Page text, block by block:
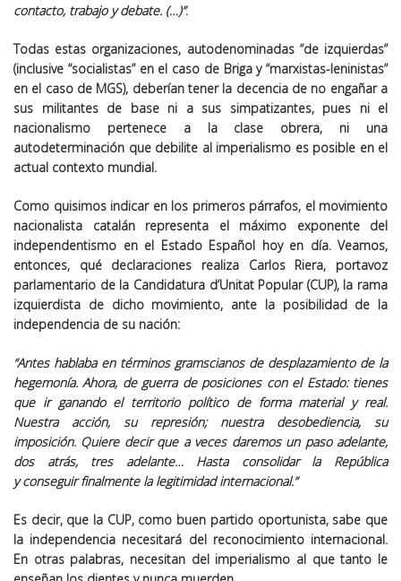
contacto, trabajo y debate. (…)”.
Todas estas organizaciones, autodenominadas “de izquierdas”
(inclusive “socialistas” en el caso de Briga y “marxistas-leninistas”
en el caso de MGS), deberían tener la decencia de no engañar a
sus militantes de base ni a sus simpatizantes, pues ni el
nacionalismo pertenece a la clase obrera, ni una
autodeterminación que debilite al imperialismo es posible en el
actual contexto mundial.
Como quisimos indicar en los primeros párrafos, el movimiento
nacionalista catalán representa el máximo exponente del
independentismo en el Estado Español hoy en día. Veamos,
entonces, qué declaraciones realiza Carlos Riera, portavoz
parlamentario de la Candidatura d’Unitat Popular (CUP), la rama
izquierdista de dicho movimiento, ante la posibilidad de la
independencia de su nación:
“Antes hablaba en términos gramscianos de desplazamiento de la
hegemonía. Ahora, de guerra de posiciones con el Estado: tienes
que ir ganando el territorio político de forma material y real.
Nuestra acción, su represión; nuestra desobediencia, su
imposición. Quiere decir que a veces daremos un paso adelante,
dos atrás, tres adelante… Hasta consolidar la República
yconseguir finalmente la legitimidad internacional.”
Es decir, que la CUP, como buen partido oportunista, sabe que
la independencia necesitará del reconocimiento internacional.
En otras palabras, necesitan del imperialismo al que tanto le